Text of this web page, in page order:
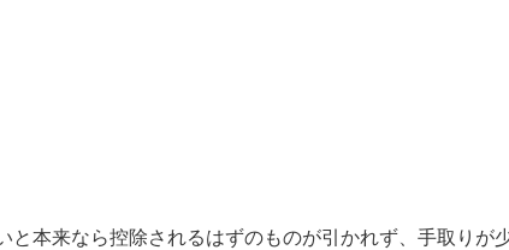
と本来なら控除されるはずのものが引かれず、手取りが